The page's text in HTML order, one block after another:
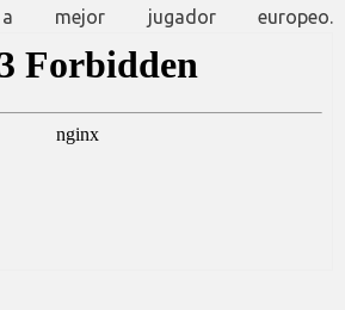
mejor jugador europeo.